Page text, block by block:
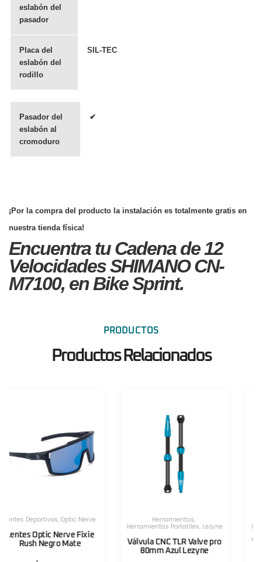
eslabón del
pasador
Placa del
eslabón del
rodillo
SIL-TEC
Pasador del
eslabón al
cromoduro
✔
¡Por la compra del producto la instalación es totalmente gratis en
nuestra tienda física!
Encuentra tu Cadena de 12
Velocidades SHIMANO CN-
M7100, en Bike Sprint.
PRODUCTOS
Productos Relacionados
Herramientas,
Válvula CNC TLR Valve pro
80mm Azul Lezyne
Herramientas
Herramientas Portatiles,Lezyne
Válvula CNC TLR Valve pro
80mm Rojo Lezyne